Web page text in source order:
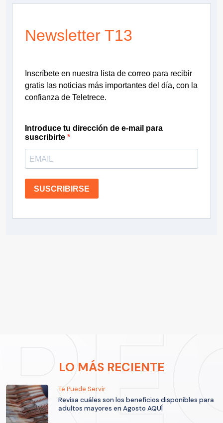
Newsletter T13
Inscríbete en nuestra lista de correo para recibir
gratis las noticias más importantes del día, con la
confianza de Teletrece.
Introduce tu dirección de e-mail para
suscribirte
SUSCRIBIRSE
LO MÁS RECIENTE
Te Puede Servir
Revisa cuáles son los beneficios disponibles para
adultos mayores en Agosto AQUÍ